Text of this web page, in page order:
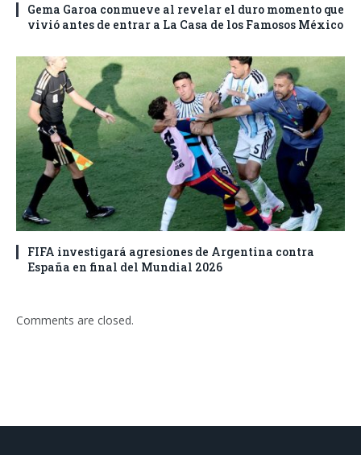
Gema Garoa conmueve al revelar el duro momento que
vivió antes de entrar a La Casa de los Famosos México
FIFA investigará agresiones de Argentina contra
España en final del Mundial 2026
Comments are closed.